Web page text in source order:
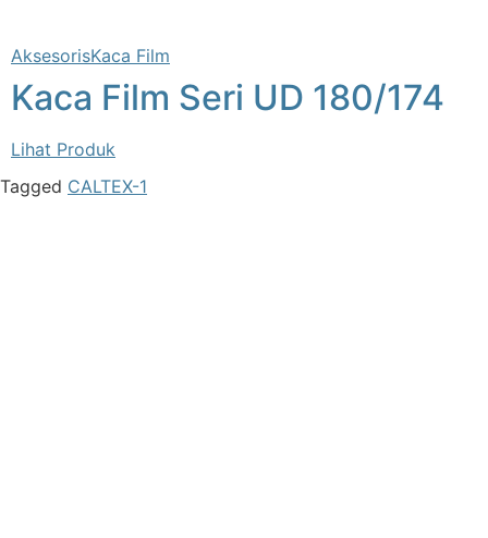
AksesorisKaca Film
Kaca Film Seri UD 180/174
Lihat Produk
Tagged CALTEX-1